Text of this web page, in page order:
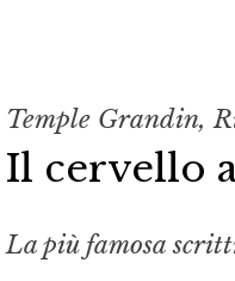
Temple Grandin,
Il cervello
La più famosa